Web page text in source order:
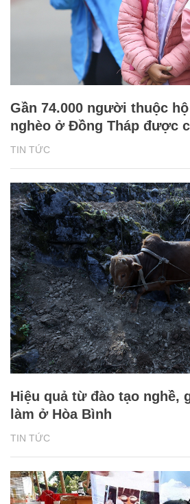
TIN TỨC
Gần 74.000 người thuộc
nghèo ở Đồng Tháp được
TIN TỨC
Hiệu quả từ đào tạo nghề,
làm ở Hòa Bình